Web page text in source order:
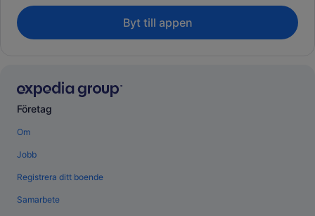
Byt till appen
Företag
Om
Jobb
Registrera ditt boende
Samarbete